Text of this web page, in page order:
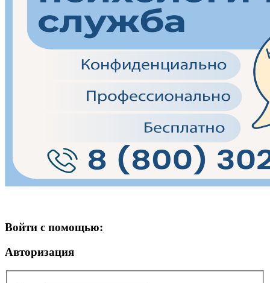
Войти с помощью:
Авторизация